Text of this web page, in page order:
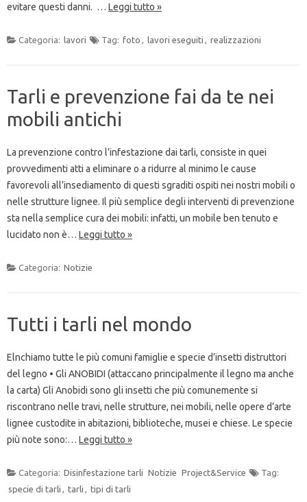
evitare questi danni. … Leggi tutto »
Categoria: lavori Tag: foto , lavori eseguiti , realizzazioni
Tarli e prevenzione fai da te nei
mobili antichi
La prevenzione contro l’infestazione dai tarli, consiste in quei
provvedimenti atti a eliminare o a ridurre al minimo le cause
favorevoli all’insediamento di questi sgraditi ospiti nei nostri mobili o
nelle strutture lignee. Il più semplice degli interventi di prevenzione
sta nella semplice cura dei mobili: infatti, un mobile ben tenuto e
lucidato non è… Leggi tutto »
Categoria: Notizie
Tutti i tarli nel mondo
Elnchiamo tutte le più comuni famiglie e specie d’insetti distruttori
del legno • Gli ANOBIDI (attaccano principalmente il legno ma anche
la carta) Gli Anobidi sono gli insetti che più comunemente si
riscontrano nelle travi, nelle strutture, nei mobili, nelle opere d’arte
lignee custodite in abitazioni, biblioteche, musei e chiese. Le specie
più note sono:… Leggi tutto »
Categoria: Disinfestazione tarli Notizie Project&Service
Tag:
specie di tarli , tarli , tipi di tarli